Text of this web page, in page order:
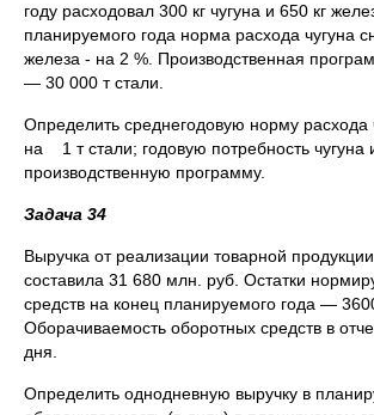
году расходовал 300 кг чугуна и 650 кг
планируемого года норма расхода чугуна
железа - на 2 %. Производственная
— 30 000 т стали.
Определить среднегодовую норму расхода
на 1 т стали; годовую потребность чугуна
производственную программу.
Задача 34
Выручка от реализации товарной
составила 31 680 млн. руб. Остатки
средств на конец планируемого года —
Оборачиваемость оборотных средств в
дня.
Определить однодневную выручку в